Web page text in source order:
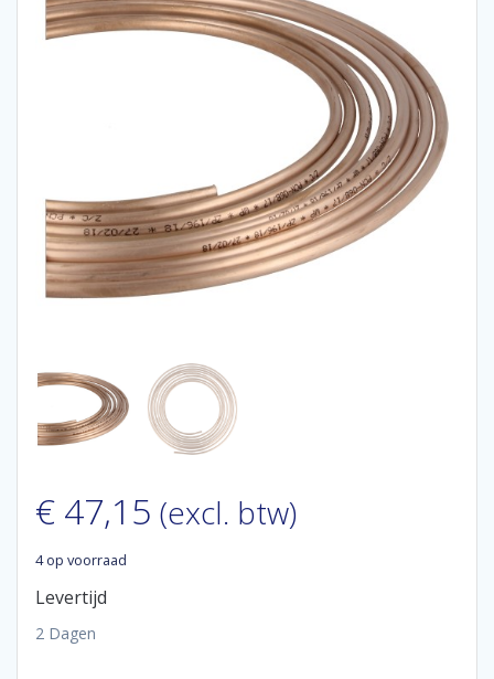
€ 47,15 (excl. btw)
4 op voorraad
Levertijd
2 Dagen